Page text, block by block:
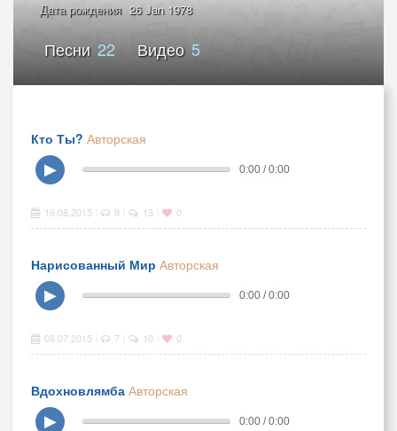
Дата рождения 26 Jan 1978
Песни22 Видео 5
Кто Ты? Авторская
▶
0:00 / 0:00
16.08.2015 8 13 0
Нарисованный Мир Авторская
▶
0:00 / 0:00
08.07.2015 7 10 0
Вдохновлямба Авторская
▶
0:00 / 0:00